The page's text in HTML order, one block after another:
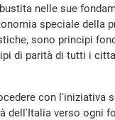
nelle sue
speciale della
sono principi
di parità di tutti i
con l'iniziativa
dell'Italia verso ogni